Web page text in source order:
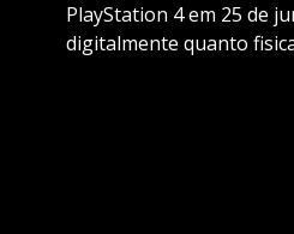
PlayStation 4 em 25 de
digitalmente quanto